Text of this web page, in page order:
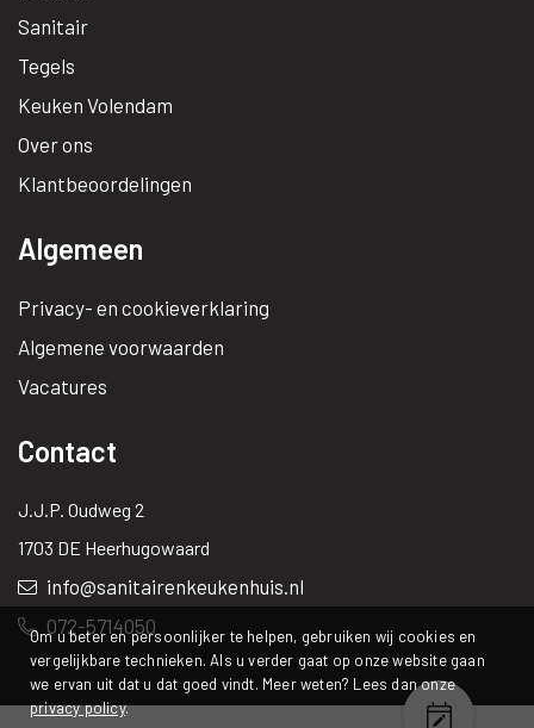
Sanitair
Tegels
Keuken Volendam
Over ons
Klantbeoordelingen
Algemeen
Privacy- en cookieverklaring
Algemene voorwaarden
Vacatures
Contact
J.J.P. Oudweg 2
1703 DE Heerhugowaard
info@sanitairenkeukenhuis.nl
072-5714050
Om u beter en persoonlijker te helpen, gebruiken wij cookies en
vergelijkbare technieken. Als u verder gaat op onze website gaan
we ervan uit dat u dat goed vindt. Meer weten? Lees dan onze
privacy policy.